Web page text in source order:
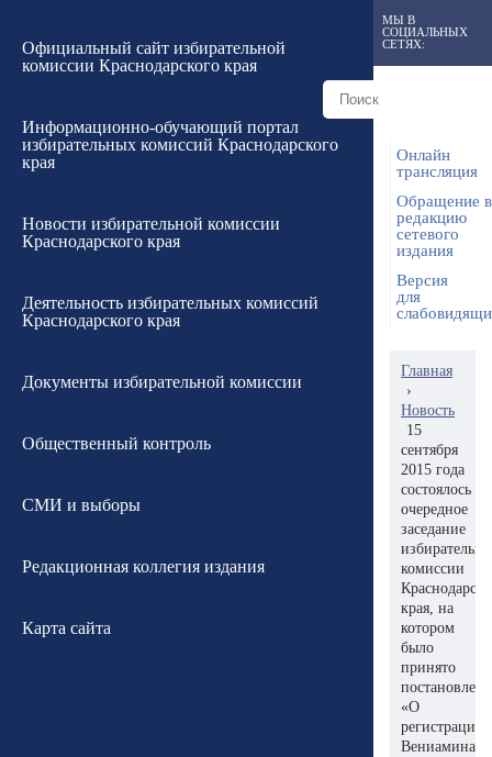
Официальный сайт избирательной
комиссии Краснодарского края
Информационно-обучающий портал
избирательных комиссий Краснодарского
края
Новости избирательной комиссии
Краснодарского края
Деятельность избирательных комиссий
Краснодарского края
Документы избирательной комиссии
Общественный контроль
СМИ и выборы
Редакционная коллегия издания
Карта сайта
МЫ В
СОЦИАЛЬНЫХ
СЕТЯХ:
Онлайн
трансляция
Обращение в
редакцию
сетевого
издания
Версия
для
Главная
›
Новость
15
сентября
2015 года
состоялось
очередное
заседание
комиссии
края, на
котором
было
принято
«О
регистрации
Вениамина